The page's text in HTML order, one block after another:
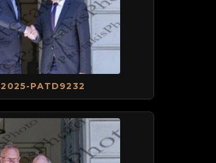
2025-PATD9232